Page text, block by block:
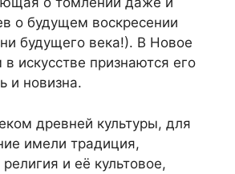
о будущем воскресении
будущего века!). В Новое
искусстве признаются его
и новизна.
древней культуры, для
имели традиция,
и её культовое,